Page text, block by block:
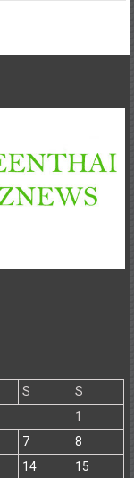
S
S
1
7
8
14 15